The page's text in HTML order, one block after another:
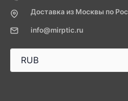
Доставка из Москвы по
info@mirptic.ru